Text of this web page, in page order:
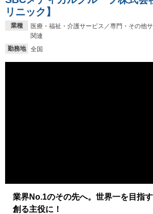
業種
医療・福祉・介護サービス／専門・その他
関連
勤務地
全国
リニック】
業界No.1のその先へ。世界一を目指
創る主役に！